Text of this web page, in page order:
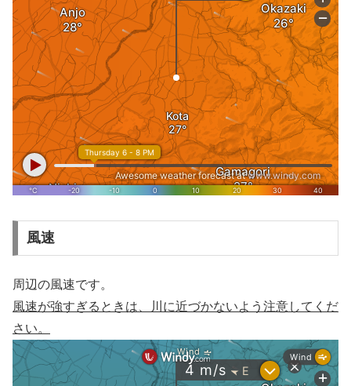
風速
周辺の風速です。
風速が強すぎるときは、川に近づかないよう注意してくだ
さい。